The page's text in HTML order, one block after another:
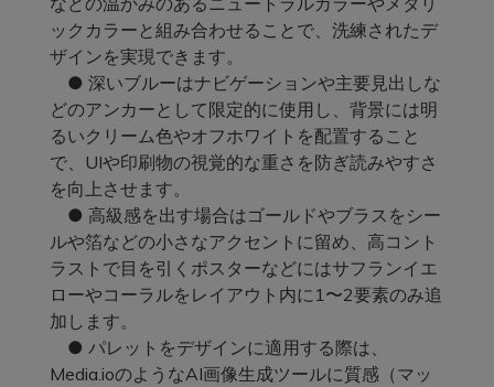
ックカラーと組み合わせることで、洗練されたデ
ザインを実現できます。
● 深いブルーはナビゲーションや主要見出しな
どのアンカーとして限定的に使用し、背景には明
るいクリーム色やオフホワイトを配置すること
で、UIや印刷物の視覚的な重さを防ぎ読みやすさ
を向上させます。
● 高級感を出す場合はゴールドやブラスをシー
ルや箔などの小さなアクセントに留め、高コント
ラストで目を引くポスターなどにはサフランイエ
ローやコーラルをレイアウト内に1〜2要素のみ追
加します。
● パレットをデザインに適用する際は、
Media.ioのようなAI画像生成ツールに質感（マッ